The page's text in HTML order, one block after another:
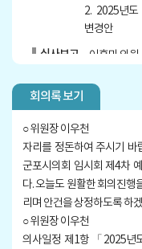
2. 2025년도
변경안
심사보고 - 이훈미 의원
회의록 보기
○ 위원장 이우천
자리를 정돈하여 주시기 바
군포시의회 임시회 제4차
다. 오늘도 원활한 회의진행
리며 안건을 상정하도록 하
○ 위원장 이우천
의사일정 제1항 「2025년